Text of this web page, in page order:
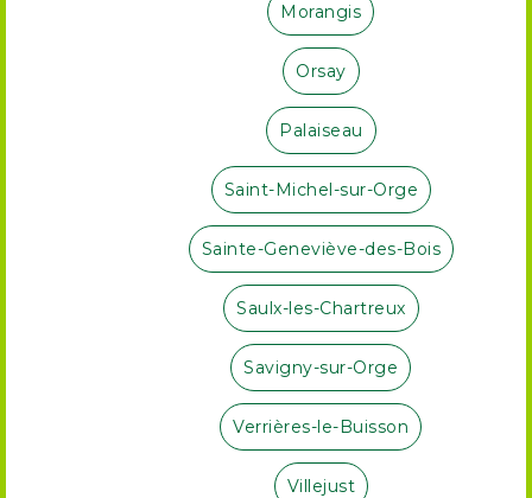
Morangis
Orsay
Palaiseau
Saint-Michel-sur-Orge
Sainte-Geneviève-des-Bois
Saulx-les-Chartreux
Savigny-sur-Orge
Verrières-le-Buisson
Villejust